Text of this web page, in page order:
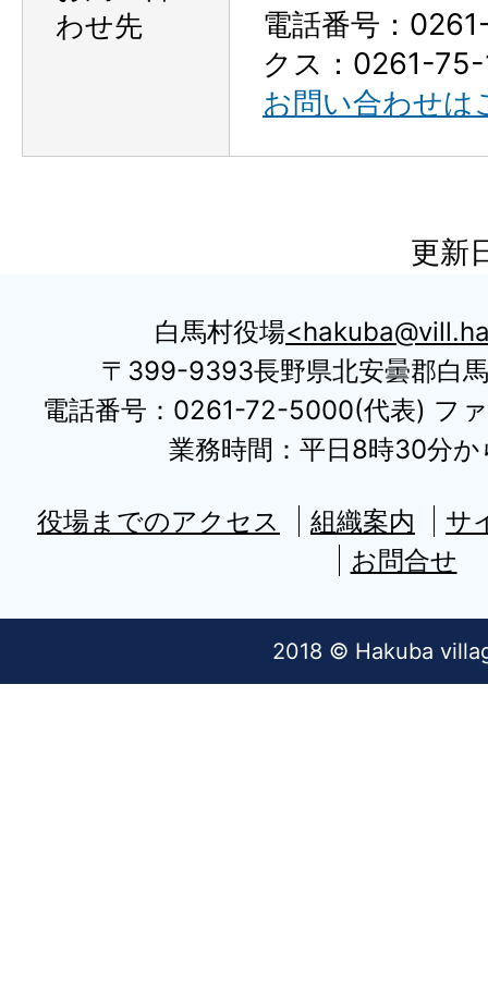
わせ先
電話番号：
クス：0261-
お問い合わせは
更新
白馬村役場
〒399-9393長野県北安曇郡白
電話番号：0261-72-5000(代表) フ
業務時間：平日8時30分か
役場までのアクセス 組織案内
サ
お問合せ
2018 © Hakuba